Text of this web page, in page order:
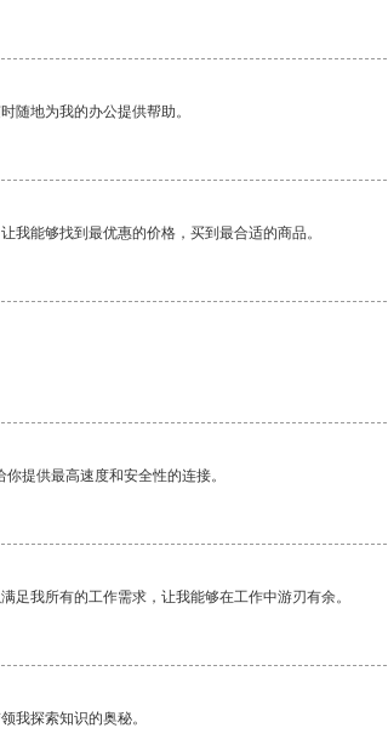
随地为我的办公提供帮助。
我能够找到最优惠的价格，买到最合适的商品。
提供最高速度和安全性的连接。
足我所有的工作需求，让我能够在工作中游刃有余。
我探索知识的奥秘。